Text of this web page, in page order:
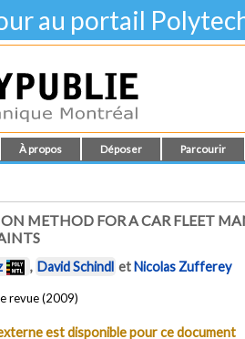
au portail
À propos Déposer Parcourir
METHOD FOR A CAR FLEET
, David Schindl etNicolas Zufferey
revue (2009)
est disponible pour ce document